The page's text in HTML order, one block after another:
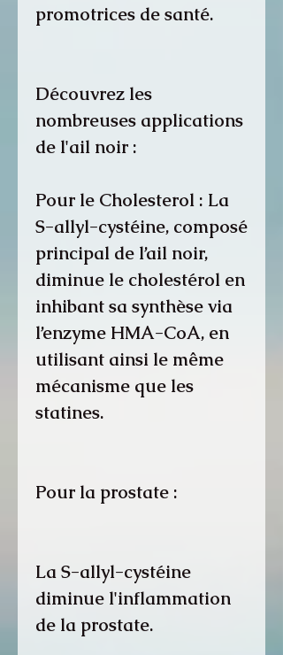
promotrices de santé.
Découvrez les
nombreuses applications
de l'ail noir :
Pour le Cholesterol : La
S-allyl-cystéine, composé
principal de l’ail noir,
diminue le cholestérol en
inhibant sa synthèse via
l’enzyme HMA-CoA, en
utilisant ainsi le même
mécanisme que les
statines.
Pour la prostate :
La S-allyl-cystéine
diminue l'inflammation
de la prostate.